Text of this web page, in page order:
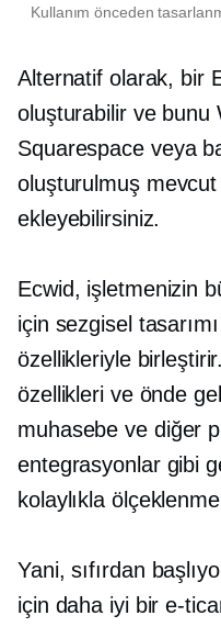
Kullanımönceden
Alternatif olarak, bir
oluşturabilir ve bunu
Squarespace veya
oluşturulmuş
ekleyebilirsiniz.
Ecwid, işletmenizin
için sezgisel
özellikleriyle
özellikleri ve önde
muhasebe ve diğer
entegrasyonlar gibi
kolaylıkla
Yani, sıfırdan
için daha iyi bir e-